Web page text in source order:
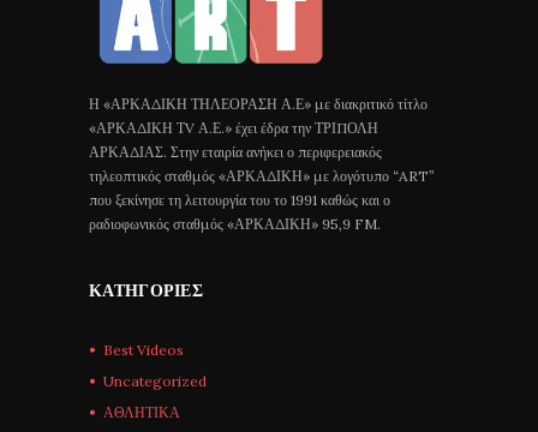
Η «ΑΡΚΑΔΙΚΗ ΤΗΛΕΟΡΑΣΗ Α.Ε» με διακριτικό τίτλο
«ΑΡΚΑΔΙΚΗ ΤV Α.Ε.» έχει έδρα την ΤΡΙΠΟΛΗ
ΑΡΚΑΔΙΑΣ. Στην εταιρία ανήκει ο περιφερειακός
τηλεοπτικός σταθμός «ΑΡΚΑΔΙΚΗ» με λογότυπο “ART”
που ξεκίνησε τη λειτουργία του το 1991 καθώς και ο
ραδιοφωνικός σταθμός «ΑΡΚΑΔΙΚΗ» 95,9 FM.
ΚΑΤΗΓΟΡΊΕΣ
Best Videos
Uncategorized
ΑΘΛΗΤΙΚΑ